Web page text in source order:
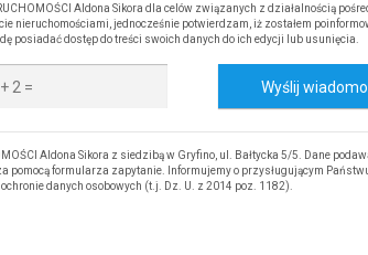
Aldona Sikora dla celów związanych z działalnością
nieruchomościami, jednocześnie potwierdzam, iż zostałem
posiadać dostęp do treści swoich danych do ich edycji lub usunięcia.
Wyślij
Aldona Sikora z siedzibą w Gryfino, ul. Bałtycka 5/5. Dane
pomocą formularza zapytanie. Informujemy o przysługującym
danych osobowych (t.j. Dz. U. z 2014 poz. 1182).